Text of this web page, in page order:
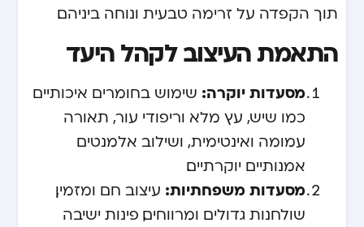
תוך הקפדה על זרימה טבעית ונוחה ביניהם.
התאמת העיצוב לקהל היעד
מסעדות יוקרה: שימוש בחומרים איכותיים
כמו שיש, עץ מלא וריפודי עור, תאורה
עמומה ואינטימית, ושילוב אלמנטים
אמנותיים יוקרתיים.
מסעדות משפחתיות: עיצוב חם ומזמין,
שולחנות גדולים ומרווחים, פינות ישיבה